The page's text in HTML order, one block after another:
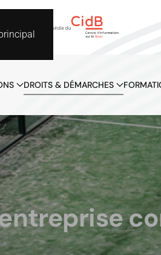
DROITS & DÉMARCHES